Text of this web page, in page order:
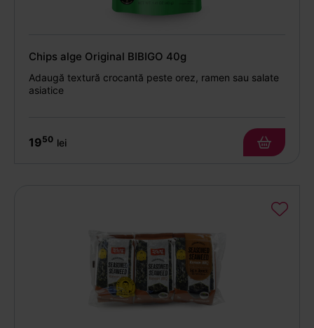
Chips alge Original BIBIGO 40g
Adaugă textură crocantă peste orez, ramen sau salate
asiatice
1950 lei